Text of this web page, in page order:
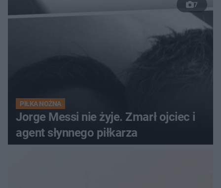
7
PIŁKA NOŻNA
Jorge Messi nie żyje. Zmarł ojciec i
agent słynnego piłkarza